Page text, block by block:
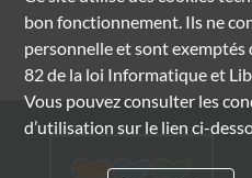
bon fonctionnement. Ils ne
personnelle et sont
82 de la loi Informatique et
Vous pouvez consulter les
d’utilisation sur le lien ci-